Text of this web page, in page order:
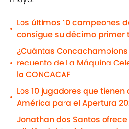
•
Los últimos 10 campeones
consigue su décimo primer
•
¿Cuántas Concachampions
recuento de La Máquina
la CONCACAF
•
Los 10 jugadores que tienen
América para el Apertura
Jonathan dos Santos